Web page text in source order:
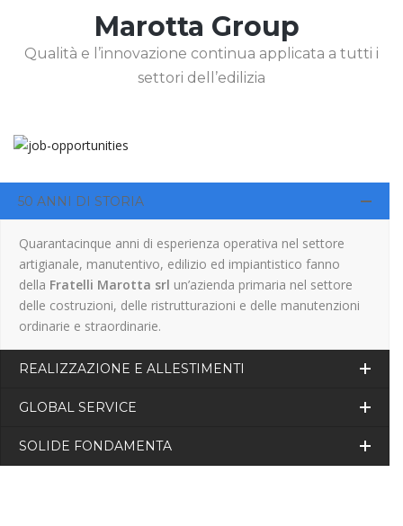
Marotta Group
Qualità e l’innovazione continua applicata a tutti i
settori dell’edilizia
50 ANNI DI STORIA
Quarantacinque anni di esperienza operativa nel settore
artigianale, manutentivo, edilizio ed impiantistico fanno
della Fratelli Marotta srl un’azienda primaria nel settore
delle costruzioni, delle ristrutturazioni e delle manutenzioni
ordinarie e straordinarie.
REALIZZAZIONE E ALLESTIMENTI
GLOBAL SERVICE
SOLIDE FONDAMENTA